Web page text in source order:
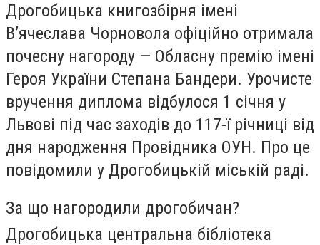
Дрогобицька книгозбірня імені
В’ячеслава Чорновола офіційно отримала
почесну нагороду — Обласну премію імені
Героя України Степана Бандери. Урочисте
вручення диплома відбулося 1 січня у
Львові під час заходів до 117-ї річниці від
дня народження Провідника ОУН. Про це
повідомили у Дрогобицькій міській раді.
За що нагородили дрогобичан?
Дрогобицька центральна бібліотека